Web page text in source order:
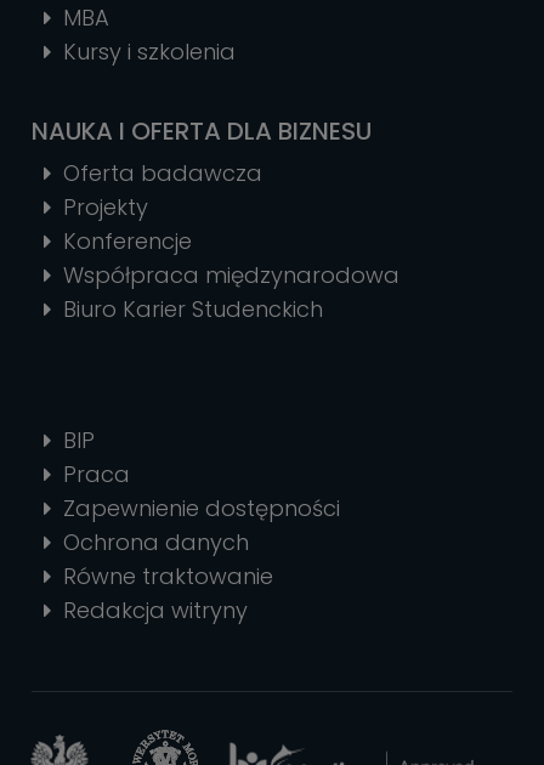
MBA
Kursy i szkolenia
NAUKA I OFERTA DLA BIZNESU
Oferta badawcza
Projekty
Konferencje
Współpraca międzynarodowa
Biuro Karier Studenckich
BIP
Praca
Zapewnienie dostępności
Ochrona danych
Równe traktowanie
Redakcja witryny